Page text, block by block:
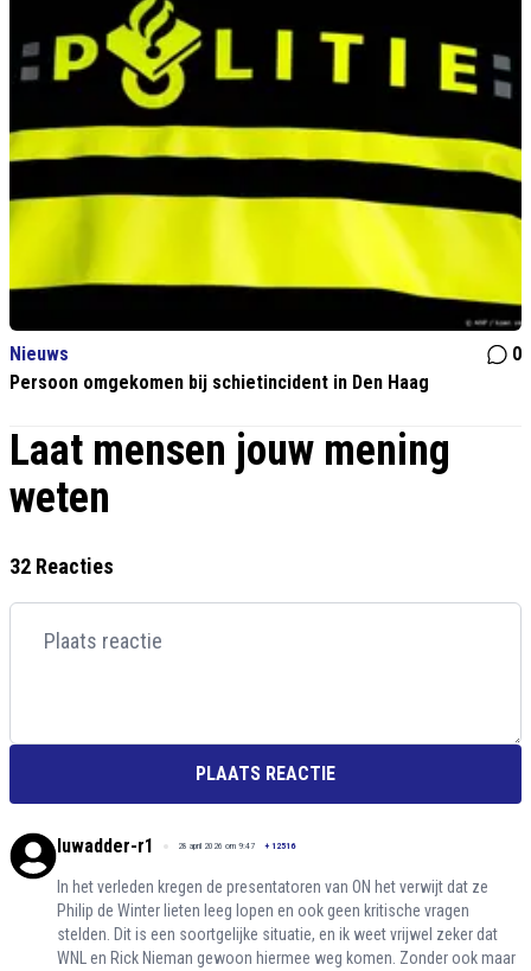
Nieuws
0
Persoon omgekomen bij schietincident in Den Haag
Laat mensen jouw mening
weten
32 Reacties
PLAATS REACTIE
luwadder-r1 28 april 2026 om 9:47 + 12516
In het verleden kregen de presentatoren van ON het verwijt dat ze
Philip de Winter lieten leeg lopen en ook geen kritische vragen
stelden. Dit is een soortgelijke situatie, en ik weet vrijwel zeker dat
WNL en Rick Nieman gewoon hiermee weg komen. Zonder ook maar